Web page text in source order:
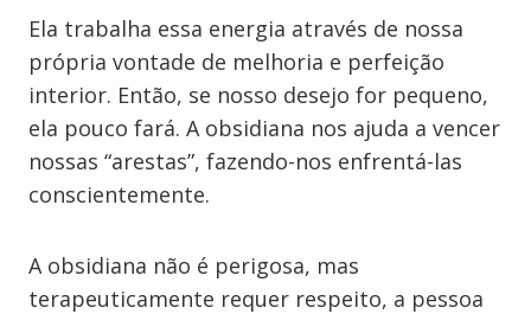
Ela trabalha essa energia através de nossa
própria vontade de melhoria e perfeição
interior. Então, se nosso desejo for pequeno,
ela pouco fará. A obsidiana nos ajuda a vencer
nossas “arestas”, fazendo-nos enfrentá-las
conscientemente.
A obsidiana não é perigosa, mas
terapeuticamente requer respeito, a pessoa